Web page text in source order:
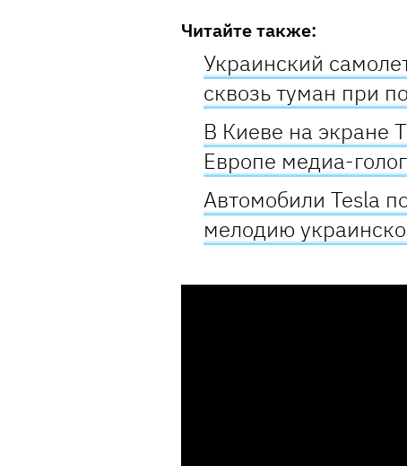
Читайте также:
Украинский
сквозь туман при
В Киеве на экране
Европе медиа-
Автомобили Tesla
мелодию